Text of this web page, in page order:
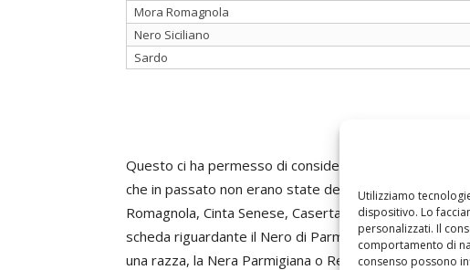
Utilizziamo
dispositivo. Lo
personalizzati. Il
comportamento di
consenso possono
Mora Romagnola
Nero Siciliano
Sardo
Questo ci ha permesso di considerare, per molte
che in passato non erano state descritte. Per quanto
Romagnola, Cinta Senese, Casertana, Apulo-
scheda riguardante il Nero di Parma, che
una razza, la Nera Parmigiana o Reggiana, ritenuta